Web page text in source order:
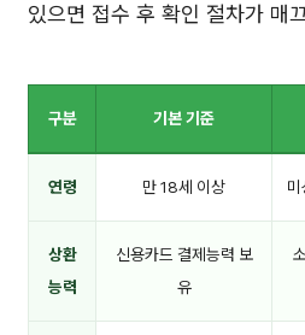
있으면 접수 후 확인 절차가 매
구분 기본 기준
연령 만 18세 이상
상환
능력
신용카드 결제능력 보
유